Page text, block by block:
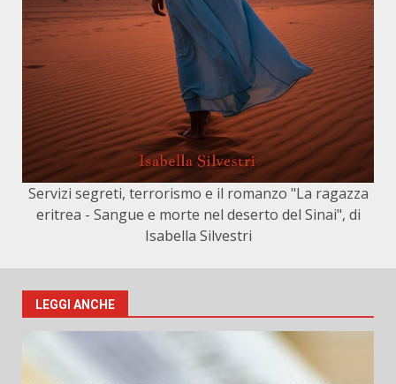
Servizi segreti, terrorismo e il romanzo "La ragazza
eritrea - Sangue e morte nel deserto del Sinai", di
Isabella Silvestri
LEGGI ANCHE